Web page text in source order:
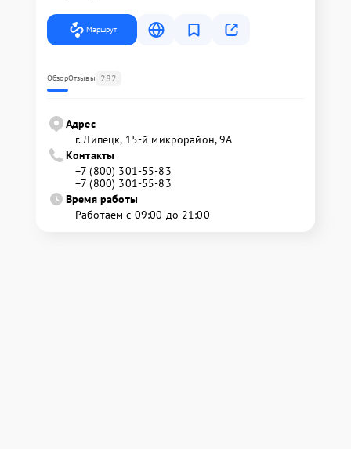
Маршрут
ОбзорОтзывы 282
Адрес
г. Липецк, 15-й микрорайон, 9А
Контакты
+7 (800) 301-55-83
+7 (800) 301-55-83
Время работы
Работаем с 09:00 до 21:00